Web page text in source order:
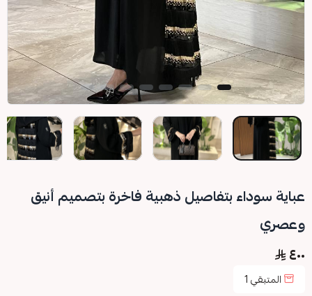
عباية سوداء بتفاصيل ذهبية فاخرة بتصميم أنيق
وعصري
٤٠٠
المتبقي1